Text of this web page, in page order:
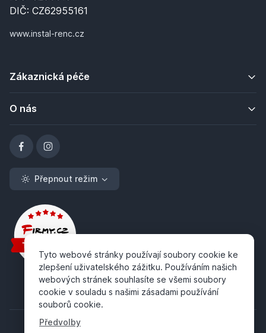
DIČ: CZ62955161
www.instal-renc.cz
Zákaznická péče
O nás
Přepnout režim
Tyto webové stránky používají soubory cookie ke
zlepšení uživatelského zážitku. Používáním našich
webových stránek souhlasíte se všemi soubory
cookie v souladu s našimi zásadami používání
souborů cookie.
Předvolby